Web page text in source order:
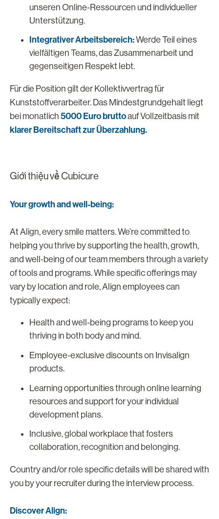
unseren Online-Ressourcen und individueller
Unterstützung.
Integrativer Arbeitsbereich:Werde Teil eines
vielfältigen Teams, das Zusammenarbeit und
gegenseitigen Respekt lebt.
Für die Position gilt der Kollektivvertrag für
Kunststoffverarbeiter. Das Mindestgrundgehalt liegt
bei monatlich 5000 Euro bruttoauf Vollzeitbasis mit
klarer Bereitschaft zur Überzahlung.
Giới thiệu về Cubicure
Your growth and well-being:
At Align, every smile matters. We’re committed to
helping you thrive by supporting the health, growth,
and well-being of our team members through a variety
of tools and programs. While specific offerings may
vary by location and role, Align employees can
typically expect:
Health and well-being programs to keep you
thriving in both body and mind.
Employee-exclusive discounts on Invisalign
products.
Learning opportunities through online learning
resources and support for your individual
development plans.
Inclusive, global workplace that fosters
collaboration, recognition and belonging.
Country and/or role specific details will be shared with
you by your recruiter during the interview process.
Discover Align: